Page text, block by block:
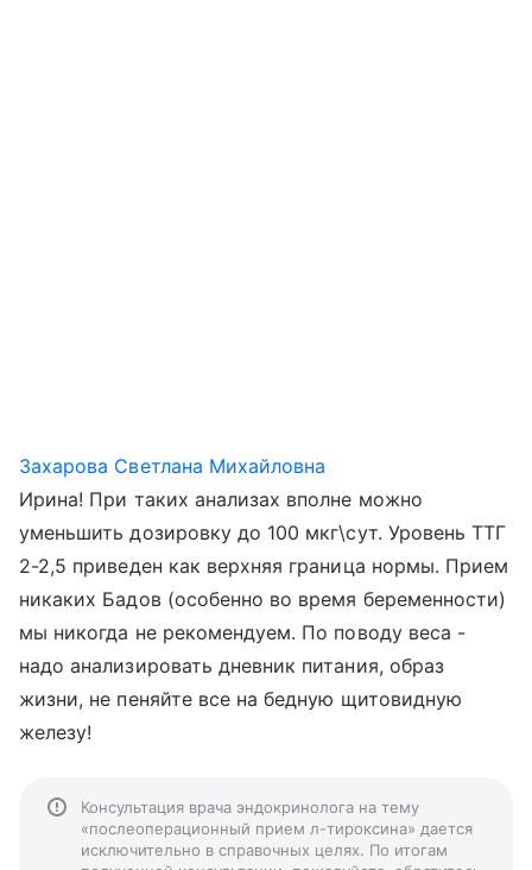
Захарова Светлана Михайловна
Ирина! При таких анализах вполне можно
уменьшить дозировку до 100 мкг\сут. Уровень ТТГ
2-2,5 приведен как верхняя граница нормы. Прием
никаких Бадов (особенно во время беременности)
мы никогда не рекомендуем. По поводу веса -
надо анализировать дневник питания, образ
жизни, не пеняйте все на бедную щитовидную
железу!
Консультация врача эндокринолога на тему
«послеоперационный прием л-тироксина» дается
исключительно в справочных целях. По итогам